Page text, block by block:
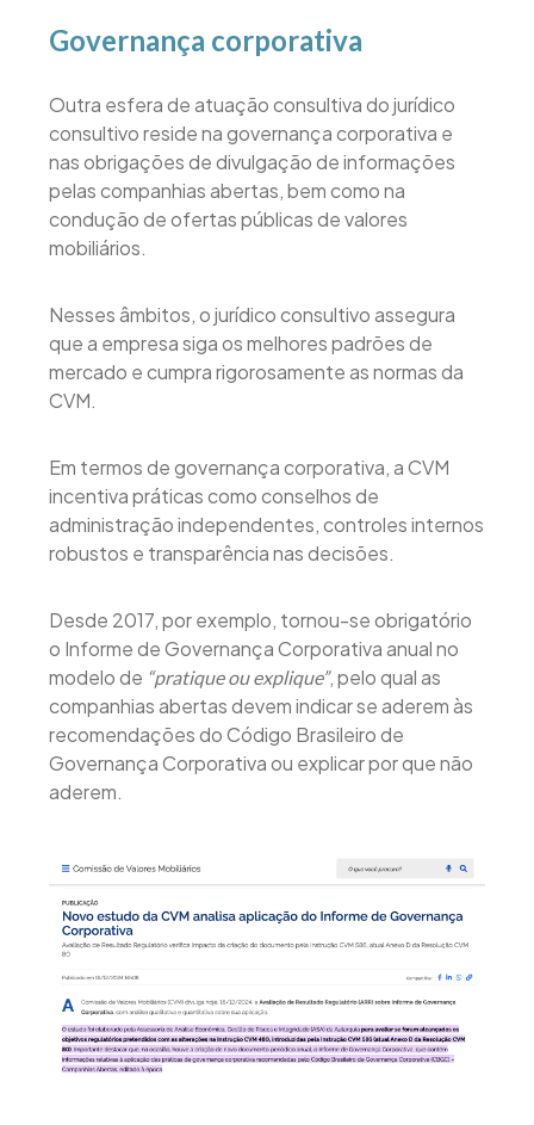
Governança corporativa
Outra esfera de atuação consultiva do jurídico
consultivo reside na governança corporativa e
nas obrigações de divulgação de informações
pelas companhias abertas, bem como na
condução de ofertas públicas de valores
mobiliários.
Nesses âmbitos, o jurídico consultivo assegura
que a empresa siga os melhores padrões de
mercado e cumpra rigorosamente as normas da
CVM.
Em termos de governança corporativa, a CVM
incentiva práticas como conselhos de
administração independentes, controles internos
robustos e transparência nas decisões.
Desde 2017, por exemplo, tornou-se obrigatório
o Informe de Governança Corporativa anual no
modelo de “pratique ou explique”, pelo qual as
companhias abertas devem indicar se aderem às
recomendações do Código Brasileiro de
Governança Corporativa ou explicar por que não
aderem.